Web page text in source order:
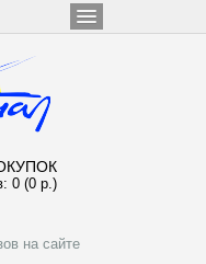
0 (0 р.)
на сайте